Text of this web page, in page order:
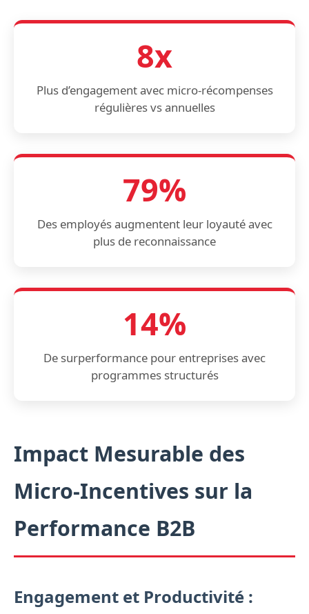
8x
Plus d’engagement avec micro-récompenses
régulières vs annuelles
79%
Des employés augmentent leur loyauté avec
plus de reconnaissance
14%
De surperformance pour entreprises avec
programmes structurés
Impact Mesurable des
Micro-Incentives sur la
Performance B2B
Engagement et Productivité :